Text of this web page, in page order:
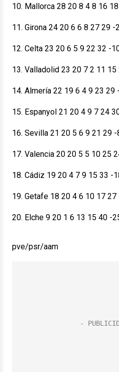
10. Mallorca 28 20 8 4 8 16
11. Girona 24 20 6 6 8 27 29 -2
12. Celta 23 20 6 5 9 22 32 -
13. Valladolid 23 20 7 2 11 15
14. Almería 22 19 6 4 9 23 29
15. Espanyol 21 20 4 9 7 24
16. Sevilla 21 20 5 6 9 21 29 -
17. Valencia 20 20 5 5 10 25
18. Cádiz 19 20 4 7 9 15 33 -
19. Getafe 18 20 4 6 10 17 27
20. Elche 9 20 1 6 13 15 40 -
pve/psr/aam